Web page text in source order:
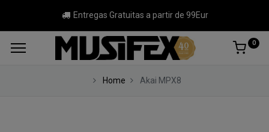
Entregas Gratuitas a partir de 99Eur
0
Home Akai MPX8